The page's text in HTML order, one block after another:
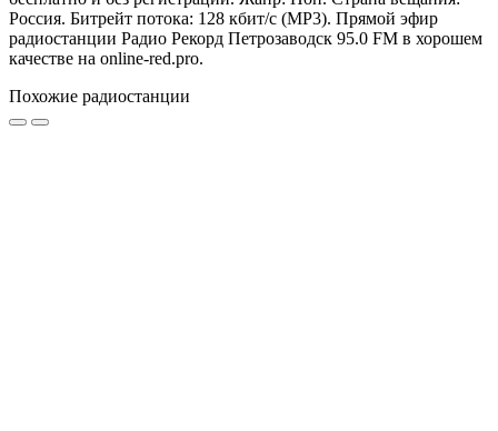
Россия. Битрейт потока: 128 кбит/с (MP3). Прямой эфир
радиостанции Радио Рекорд Петрозаводск 95.0 FM в хорошем
качестве на online-red.pro.
Похожие радиостанции